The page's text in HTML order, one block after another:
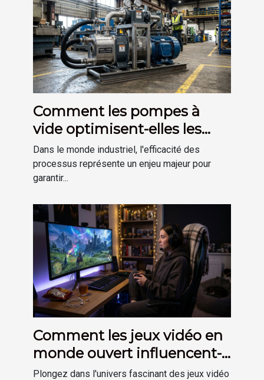
Comment les pompes à
vide optimisent-elles les
processus industriels ?
Dans le monde industriel, l'efficacité des
processus représente un enjeu majeur pour
garantir...
Comment les jeux vidéo en
monde ouvert influencent-
ils la créativité des joueurs ?
Plongez dans l'univers fascinant des jeux vidéo